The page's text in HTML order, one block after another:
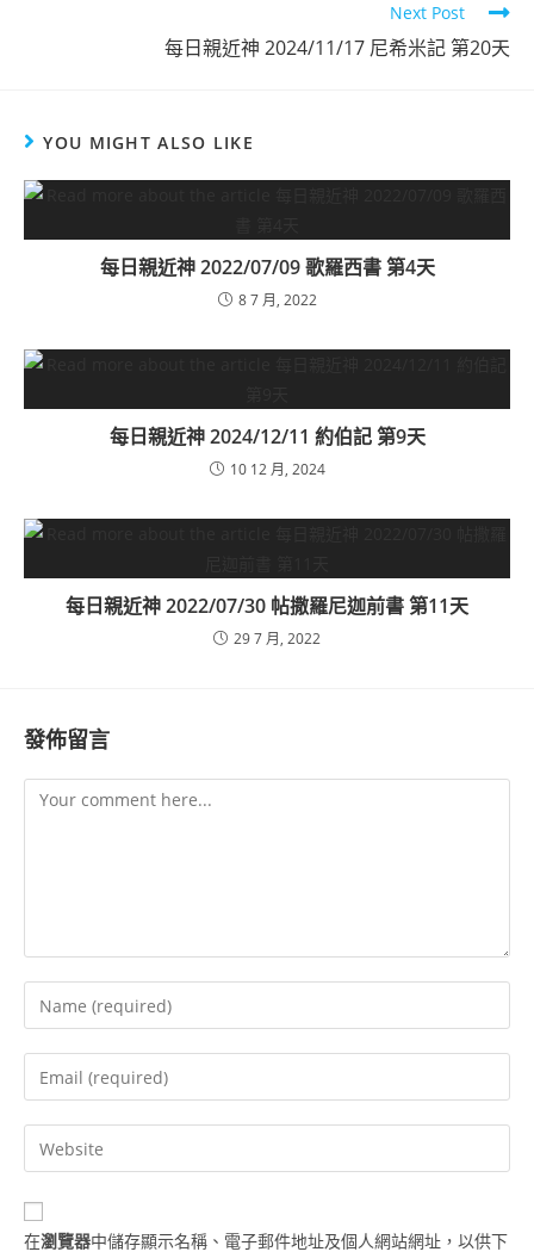
Next Post
每日親近神 2024/11/17 尼希米記 第20天
YOU MIGHT ALSO LIKE
每日親近神 2022/07/09 歌羅西書 第4天
8 7 月, 2022
每日親近神 2024/12/11 約伯記 第9天
10 12 月, 2024
每日親近神 2022/07/30 帖撒羅尼迦前書 第11天
29 7 月, 2022
發佈留言
在瀏覽器中儲存顯示名稱、電子郵件地址及個人網站網址，以供下